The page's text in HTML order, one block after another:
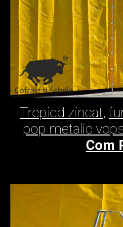
Trepied zincat,
pop metalic
Com